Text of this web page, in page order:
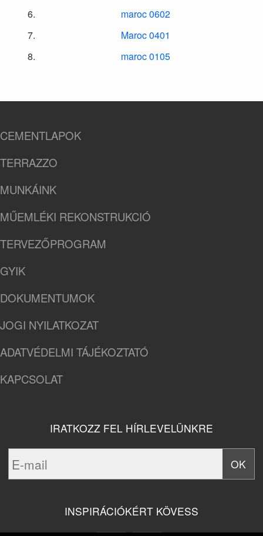
maroc 0602
Maroc 0401
maroc 0105
CEMENTLAPOK
TERRAZZO
MUNKÁINK
MŰEMLÉKI REKONSTRUKCIÓ
TERVEZŐPROGRAM
GYIK
DOKUMENTUMOK
JOGI NYILATKOZAT
ADATVÉDELMI TÁJÉKOZTATÓ
KAPCSOLAT
IRATKOZZ FEL HÍRLEVELÜNKRE
INSPIRÁCIÓKÉRT KÖVESS